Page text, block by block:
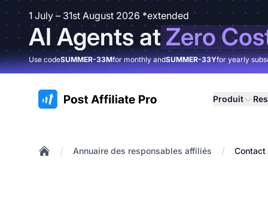
1 July – 31st August 2026 *extended
AI Agents atZero
Use codeSUMMER-33Mfor monthly andSUMMER-33Yfor yearly
:site.title Produit
/ Annuaire des responsables affiliés /